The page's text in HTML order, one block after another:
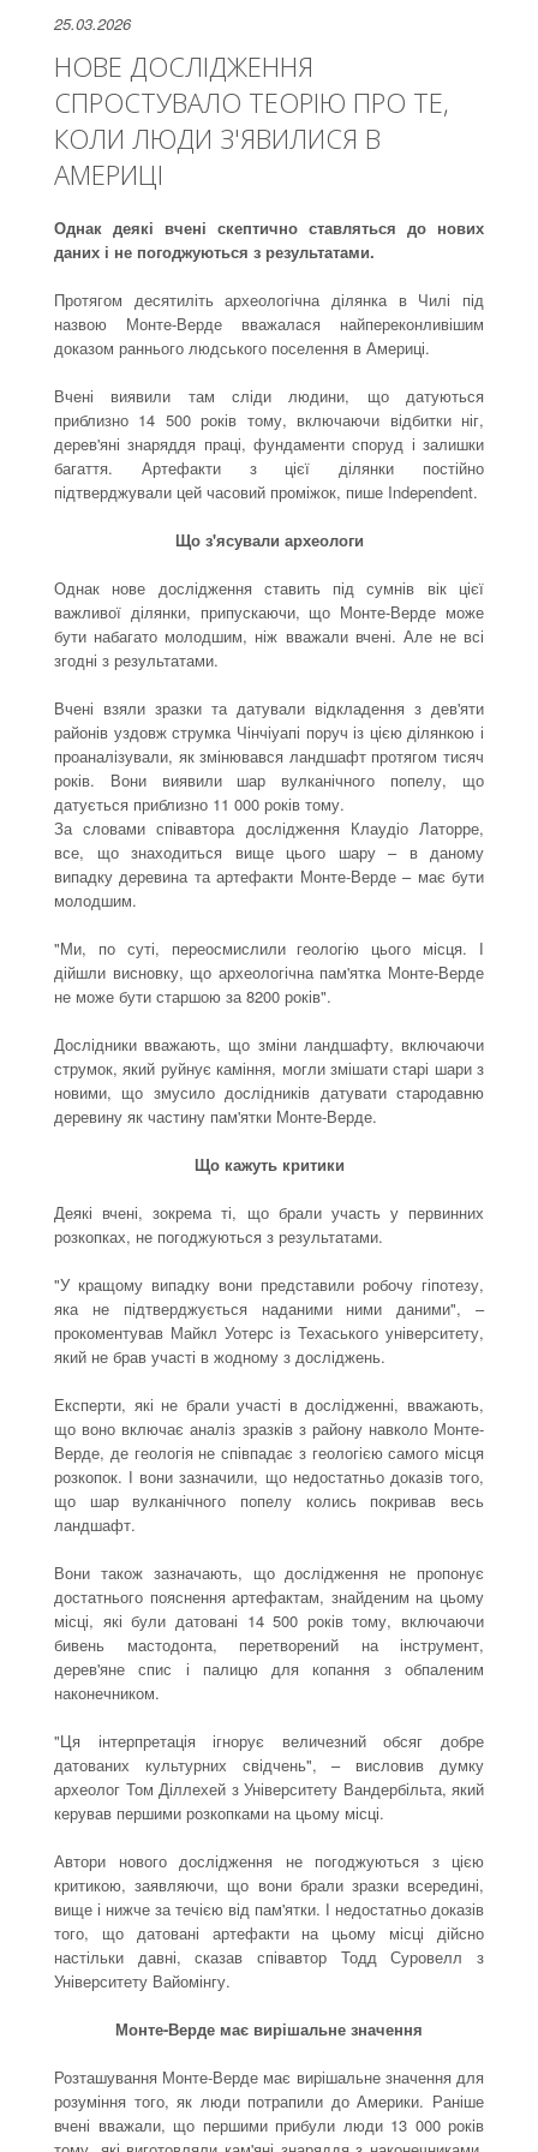
25.03.2026
НОВЕ ДОСЛІДЖЕННЯ
СПРОСТУВАЛО ТЕОРІЮ ПРО ТЕ,
КОЛИ ЛЮДИ З'ЯВИЛИСЯ В
АМЕРИЦІ
Однак деякі вчені скептично ставляться до нових
даних і не погоджуються з результатами.
Протягом десятиліть археологічна ділянка в Чилі під
назвою Монте-Верде вважалася найпереконливішим
доказом раннього людського поселення в Америці.
Вчені виявили там сліди людини, що датуються
приблизно 14 500 років тому, включаючи відбитки ніг,
дерев'яні знаряддя праці, фундаменти споруд і залишки
багаття. Артефакти з цієї ділянки постійно
підтверджували цей часовий проміжок, пише Independent.
Що з'ясували археологи
Однак нове дослідження ставить під сумнів вік цієї
важливої ділянки, припускаючи, що Монте-Верде може
бути набагато молодшим, ніж вважали вчені. Але не всі
згодні з результатами.
Вчені взяли зразки та датували відкладення з дев'яти
районів уздовж струмка Чінчіуапі поруч із цією ділянкою і
проаналізували, як змінювався ландшафт протягом тисяч
років. Вони виявили шар вулканічного попелу, що
датується приблизно 11 000 років тому.
За словами співавтора дослідження Клаудіо Латорре,
все, що знаходиться вище цього шару – в даному
випадку деревина та артефакти Монте-Верде – має бути
молодшим.
"Ми, по суті, переосмислили геологію цього місця. І
дійшли висновку, що археологічна пам'ятка Монте-Верде
не може бути старшою за 8200 років".
Дослідники вважають, що зміни ландшафту, включаючи
струмок, який руйнує каміння, могли змішати старі шари з
новими, що змусило дослідників датувати стародавню
деревину як частину пам'ятки Монте-Верде.
Що кажуть критики
Деякі вчені, зокрема ті, що брали участь у первинних
розкопках, не погоджуються з результатами.
"У кращому випадку вони представили робочу гіпотезу,
яка не підтверджується наданими ними даними", –
прокоментував Майкл Уотерс із Техаського університету,
який не брав участі в жодному з досліджень.
Експерти, які не брали участі в дослідженні, вважають,
що воно включає аналіз зразків з району навколо Монте-
Верде, де геологія не співпадає з геологією самого місця
розкопок. І вони зазначили, що недостатньо доказів того,
що шар вулканічного попелу колись покривав весь
ландшафт.
Вони також зазначають, що дослідження не пропонує
достатнього пояснення артефактам, знайденим на цьому
місці, які були датовані 14 500 років тому, включаючи
бивень мастодонта, перетворений на інструмент,
дерев'яне спис і палицю для копання з обпаленим
наконечником.
"Ця інтерпретація ігнорує величезний обсяг добре
датованих культурних свідчень", – висловив думку
археолог Том Діллехей з Університету Вандербільта, який
керував першими розкопками на цьому місці.
Автори нового дослідження не погоджуються з цією
критикою, заявляючи, що вони брали зразки всередині,
вище і нижче за течією від пам'ятки. І недостатньо доказів
того, що датовані артефакти на цьому місці дійсно
настільки давні, сказав співавтор Тодд Суровелл з
Університету Вайомінгу.
Монте-Верде має вирішальне значення
Розташування Монте-Верде має вирішальне значення для
розуміння того, як люди потрапили до Америки. Раніше
вчені вважали, що першими прибули люди 13 000 років